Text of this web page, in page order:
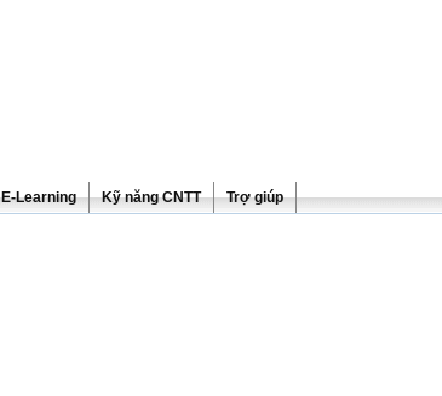
E-Learning Kỹ năng CNTT Trợ giúp